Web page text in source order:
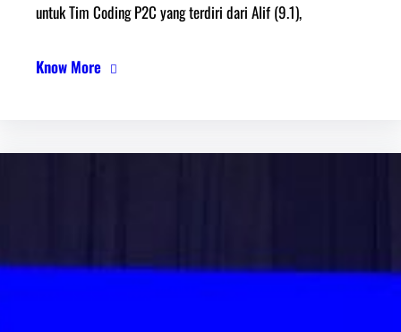
untuk Tim Coding P2C yang terdiri dari Alif (9.1),
Know More